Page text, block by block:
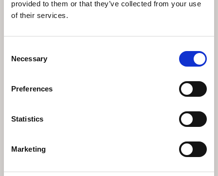
provided to them or that they’ve collected from your use
of their services.
Selection
Necessary
Preferences
Statistics
Marketing